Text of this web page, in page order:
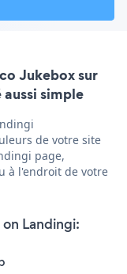
Jukebox sur
simple
de votre site
page,
à l'endroit de votre
Landingi: